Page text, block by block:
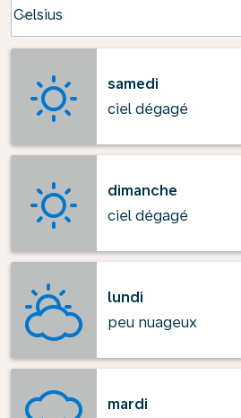
Celsius
keyboard_arrow_down
samedi
ciel dégagé
dimanche
ciel dégagé
lundi
peu nuageux
mardi